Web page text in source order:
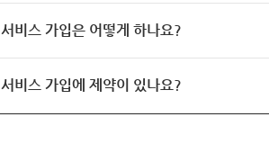
서비스 가입은 어떻게 하나요?
서비스 가입에 제약이 있나요?